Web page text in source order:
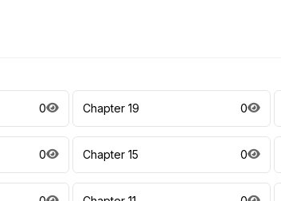
0 Chapter 19 0
0 Chapter 15 0